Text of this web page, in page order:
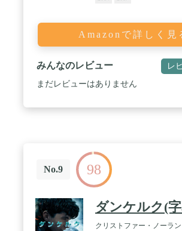
Amazonで詳しく見
みんなのレビュー レ
まだレビューはありません
No.9 98
ダンケルク(
クリストファー・ノーラン